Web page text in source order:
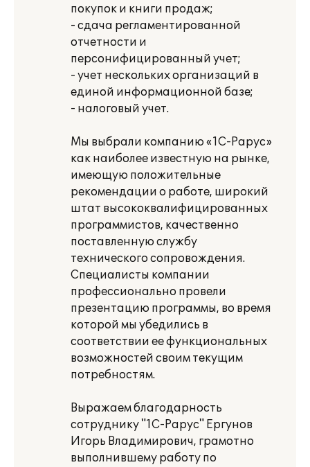
покупок и книги продаж;
- сдача регламентированной
отчетности и
персонифицированный учет;
- учет нескольких организаций в
единой информационной базе;
- налоговый учет.
Мы выбрали компанию «1С-Рарус»
как наиболее известную на рынке,
имеющую положительные
рекомендации о работе, широкий
штат высококвалифицированных
программистов, качественно
поставленную службу
технического сопровождения.
Специалисты компании
профессионально провели
презентацию программы, во время
которой мы убедились в
соответствии ее функциональных
возможностей своим текущим
потребностям.
Выражаем благодарность
сотруднику "1C-Papyc" Ергунов
Игорь Владимирович, грамотно
выполнившему работу по